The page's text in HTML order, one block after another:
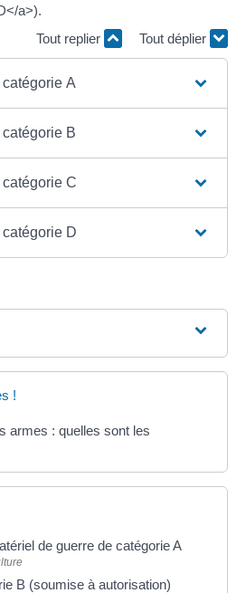
a>).
Tout replier
Tout déplier
A
B
C
D
!
armes : quelles sont les
de guerre de catégorie A
B (soumise à autorisation)